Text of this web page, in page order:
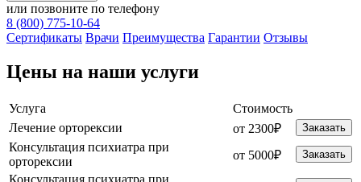
или позвоните по телефону
8 (800) 775-10-64
Cертификаты Врачи Преимущества Гарантии Отзывы
Цены на наши услуги
Услуга
Стоимость
Лечение орторексии
от 2300₽ Заказать
Консультация психиатра при
орторексии
от 5000₽ Заказать
Консультация психиатра при